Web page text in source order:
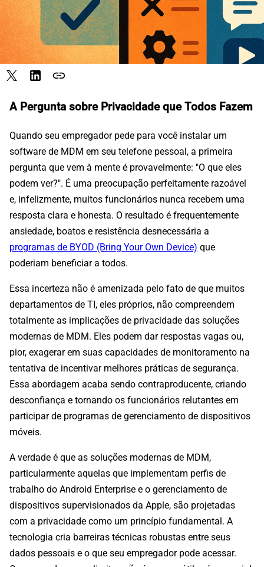
link
A Pergunta sobre Privacidade que Todos Fazem
Quando seu empregador pede para você instalar um
software de MDM em seu telefone pessoal, a primeira
pergunta que vem à mente é provavelmente: "O que eles
podem ver?". É uma preocupação perfeitamente razoável
e, infelizmente, muitos funcionários nunca recebem uma
resposta clara e honesta. O resultado é frequentemente
ansiedade, boatos e resistência desnecessária a
programas de BYOD (Bring Your Own Device) que
poderiam beneficiar a todos.
Essa incerteza não é amenizada pelo fato de que muitos
departamentos de TI, eles próprios, não compreendem
totalmente as implicações de privacidade das soluções
modernas de MDM. Eles podem dar respostas vagas ou,
pior, exagerar em suas capacidades de monitoramento na
tentativa de incentivar melhores práticas de segurança.
Essa abordagem acaba sendo contraproducente, criando
desconfiança e tornando os funcionários relutantes em
participar de programas de gerenciamento de dispositivos
móveis.
A verdade é que as soluções modernas de MDM,
particularmente aquelas que implementam perfis de
trabalho do Android Enterprise e o gerenciamento de
dispositivos supervisionados da Apple, são projetadas
com a privacidade como um princípio fundamental. A
tecnologia cria barreiras técnicas robustas entre seus
dados pessoais e o que seu empregador pode acessar.